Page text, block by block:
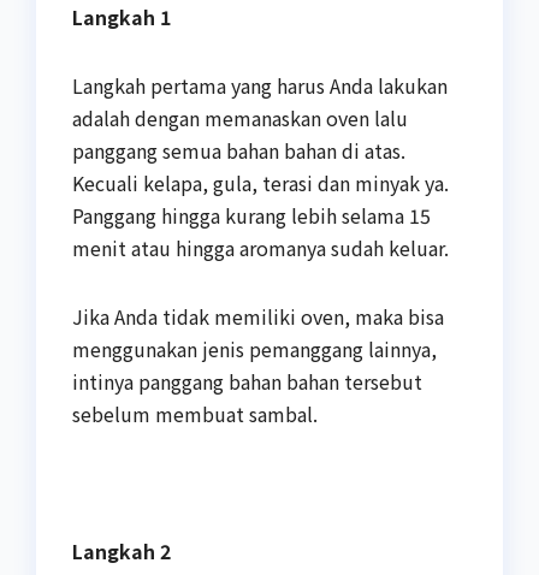
Langkah 1
Langkah pertama yang harus Anda lakukan
adalah dengan memanaskan oven lalu
panggang semua bahan bahan di atas.
Kecuali kelapa, gula, terasi dan minyak ya.
Panggang hingga kurang lebih selama 15
menit atau hingga aromanya sudah keluar.
Jika Anda tidak memiliki oven, maka bisa
menggunakan jenis pemanggang lainnya,
intinya panggang bahan bahan tersebut
sebelum membuat sambal.
Langkah 2